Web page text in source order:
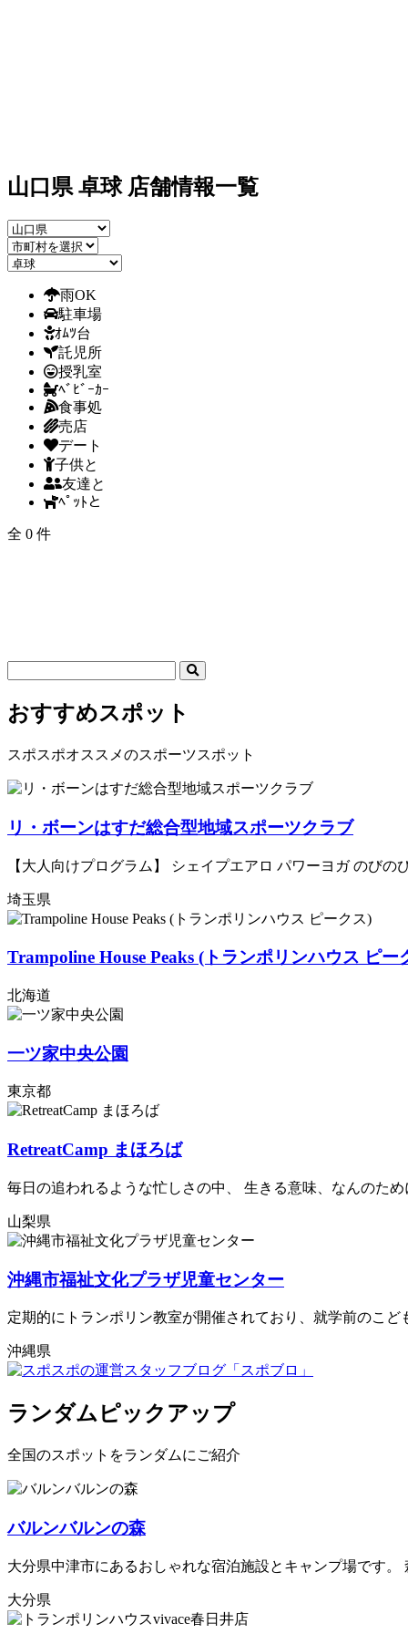
山口県 卓球 店舗情報一覧
雨OK
駐車場
ｵﾑﾂ台
託児所
授乳室
ﾍﾞﾋﾞｰｶｰ
食事処
売店
デート
子供と
友達と
ﾍﾟｯﾄと
全 0 件
おすすめスポット
スポスポオススメのスポーツスポット
リ・ボーンはすだ総合型地域スポーツクラブ
【大人向けプログラム】 シェイプエアロ パワーヨガ のび
埼玉県
Trampoline House Peaks (トランポリンハウス ピー
北海道
一ツ家中央公園
東京都
RetreatCamp まほろば
毎日の追われるような忙しさの中、 生きる意味、なんのた
山梨県
沖縄市福祉文化プラザ児童センター
定期的にトランポリン教室が開催されており、就学前のこど
沖縄県
ランダムピックアップ
全国のスポットをランダムにご紹介
バルンバルンの森
大分県中津市にあるおしゃれな宿泊施設とキャンプ場です。
大分県